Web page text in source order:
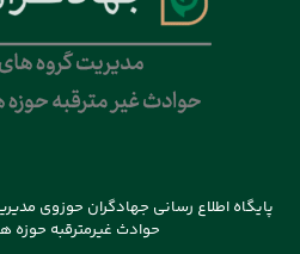
پایگاه اطلاع رسانی جهادگران حوزوی
حوادث غیرمترقبه حوزه